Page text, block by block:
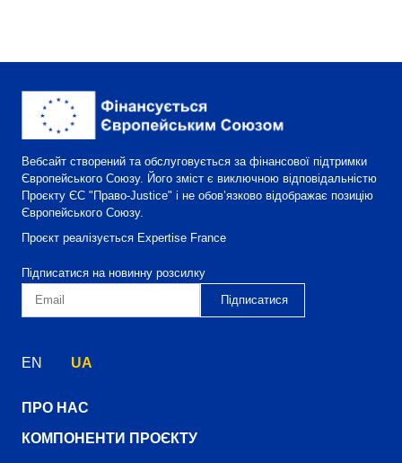
Вебсайт створений та обслуговується за фінансової підтримки
Європейського Союзу. Його зміст є виключною відповідальністю
Проєкту ЄС "Право-Justice" і не обов’язково відображає позицію
Європейського Союзу.
Проєкт реалізується Expertise France
Підписатися на новинну розсилку
EN UA
ПРО НАС
КОМПОНЕНТИ ПРОЄКТУ